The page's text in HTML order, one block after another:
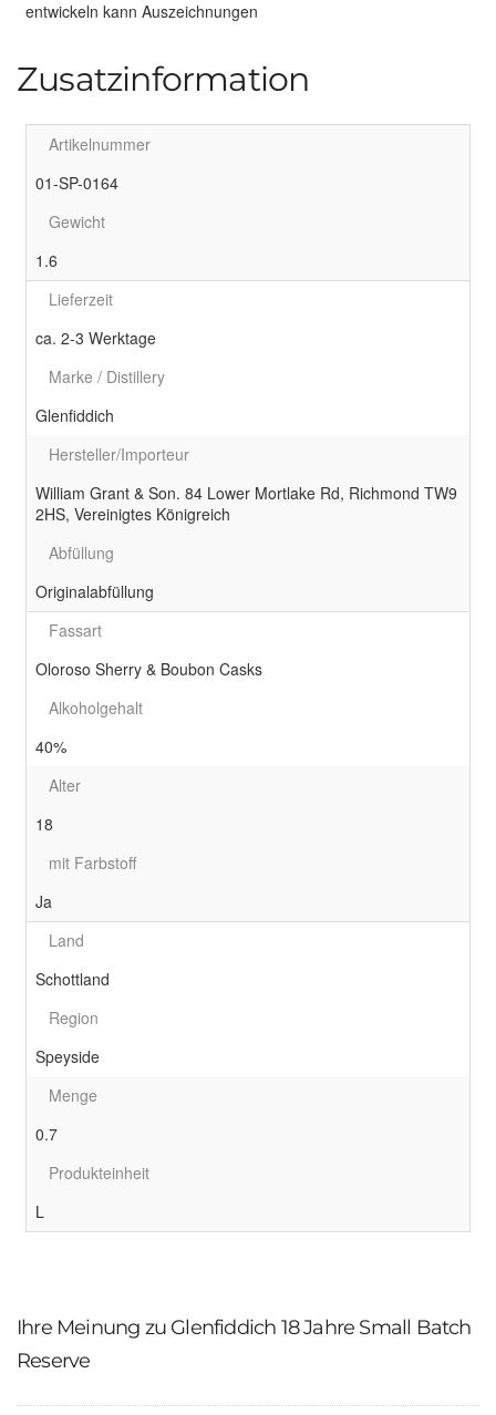
entwickeln kann Auszeichnungen
Zusatzinformation
Artikelnummer
01-SP-0164
Gewicht
1.6
Lieferzeit
ca. 2-3 Werktage
Marke / Distillery
Glenfiddich
Hersteller/Importeur
William Grant & Son. 84 Lower Mortlake Rd, Richmond TW9
2HS, Vereinigtes Königreich
Abfüllung
Originalabfüllung
Fassart
Oloroso Sherry & Boubon Casks
Alkoholgehalt
40%
Alter
18
mit Farbstoff
Ja
Land
Schottland
Region
Speyside
Menge
0.7
Produkteinheit
L
Ihre Meinung zu Glenfiddich 18 Jahre Small Batch
Reserve